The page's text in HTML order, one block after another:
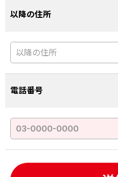
以降の住所
電話番号